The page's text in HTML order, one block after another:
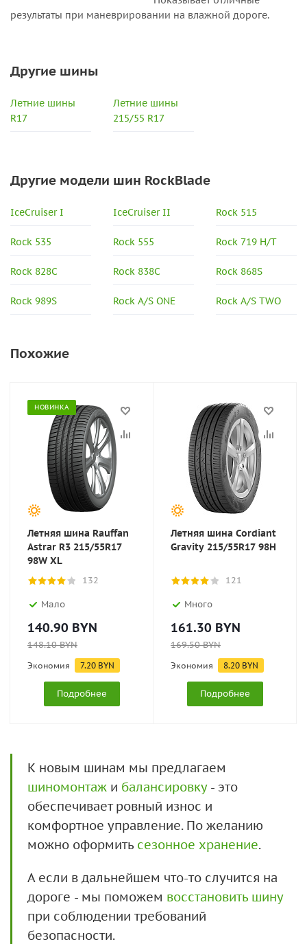
результаты при маневрировании на влажной дороге.
Другие шины
Летние шины
R17
Летние шины
215/55 R17
Другие модели шин RockBlade
IceCruiser I IceCruiser II Rock 515
Rock 535 Rock 555 Rock 719 H/T
Rock 828C Rock 838C Rock 868S
Rock 989S Rock A/S ONE Rock A/S TWO
Похожие
НОВИНКА
Летняя шина Rauffan
Astrar R3 215/55R17
98W XL
132
Мало
140.90 BYN
148.10BYN
Экономия 7.20 BYN
Подробнее
Летняя шина Cordiant
Gravity 215/55R17 98H
121
Много
161.30 BYN
169.50BYN
Экономия 8.20 BYN
Подробнее
К новым шинам мы предлагаем
шиномонтаж и балансировку- это
обеспечивает ровный износ и
комфортное управление. По желанию
можно оформить сезонное хранение.
А если в дальнейшем что-то случится на
дороге - мы поможем восстановить шину
при соблюдении требований
безопасности.